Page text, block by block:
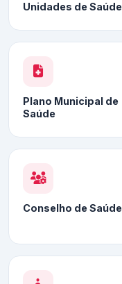
Unidades de Saúde
Plano Municipal de
Saúde
Conselho de Saúde